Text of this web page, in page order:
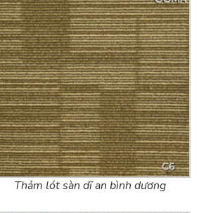
Thảm lót sàn dĩ an bình dương